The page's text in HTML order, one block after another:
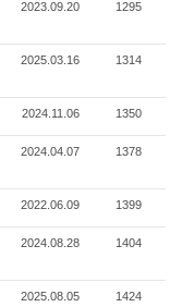
2023.09.20 1295
2025.03.16 1314
2024.11.06 1350
2024.04.07 1378
2022.06.09 1399
2024.08.28 1404
2025.08.05 1424